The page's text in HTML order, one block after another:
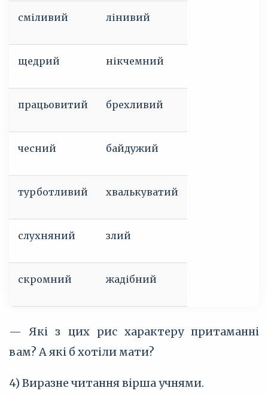
сміливий лінивий
щедрий нікчемний
працьовитий брехливий
чесний байдужий
турботливий хвалькуватий
слухняний злий
скромний жадібний
— Які з цих рис характеру притаманні
вам? А які б хотіли мати?
4) Виразне читання вірша учнями.